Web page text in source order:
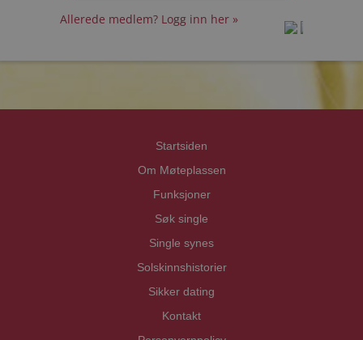
Allerede medlem? Logg inn her »
Startsiden
Om Møteplassen
Funksjoner
Søk single
Single synes
Solskinnshistorier
Sikker dating
Kontakt